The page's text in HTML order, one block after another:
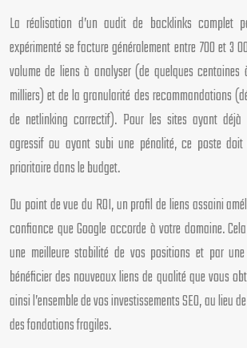
La réalisation d’un audit de backlinks complet
expérimenté se facture généralement entre 700 et 3
volume de liens à analyser (de quelques
milliers) et de la granularité des recommandations
de netlinking correctif). Pour les sites ayant
agressif ou ayant subi une pénalité, ce poste doit
prioritaire dans le budget.
Du point de vue du ROI, un profil de liens assaini
confiance que Google accorde à votre domaine.
une meilleure stabilité de vos positions et par
bénéficier des nouveaux liens de qualité que vous
ainsi l’ensemble de vos investissements SEO, au lieu
des fondations fragiles.